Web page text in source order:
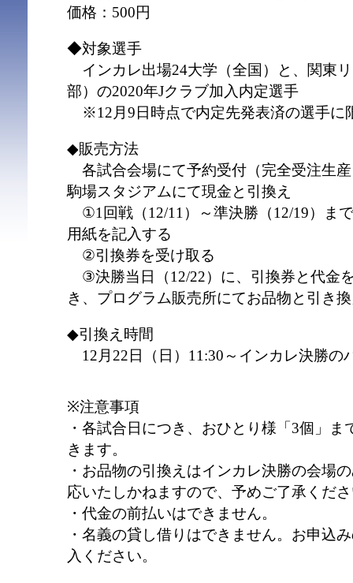
価格：500円
◆対象選手
インカレ出場24大学（全国）と、関東
部）の2020年Jクラブ加入内定選手
※12月9日時点で内定先発表済の選手に
◆販売方法
各試合会場にて予約受付（完全受注生
駒場スタジアムにて現金と引換え
①1回戦（12/11）～準決勝（12/19）ま
用紙を記入する
②引換券を受け取る
③決勝当日（12/22）に、引換券と代金
き、プログラム販売所にてお品物と引き
◆引換え時間
12月22日（日）11:30～インカレ決勝の
※注意事項
・各試合日につき、おひとり様「3個」
きます。
・お品物の引換えはインカレ決勝の会場
応いたしかねますので、予めご了承くだ
・代金の前払いはできません。
・名義の貸し借りはできません。お申込
入ください。